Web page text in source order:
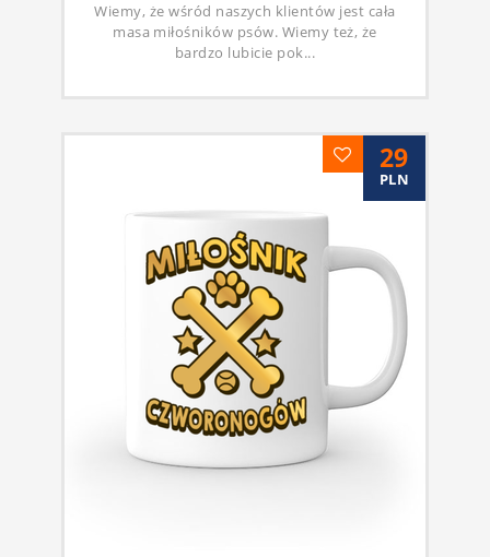
Wiemy, że wśród naszych klientów jest cała
masa miłośników psów. Wiemy też, że
bardzo lubicie pok...
29
PLN